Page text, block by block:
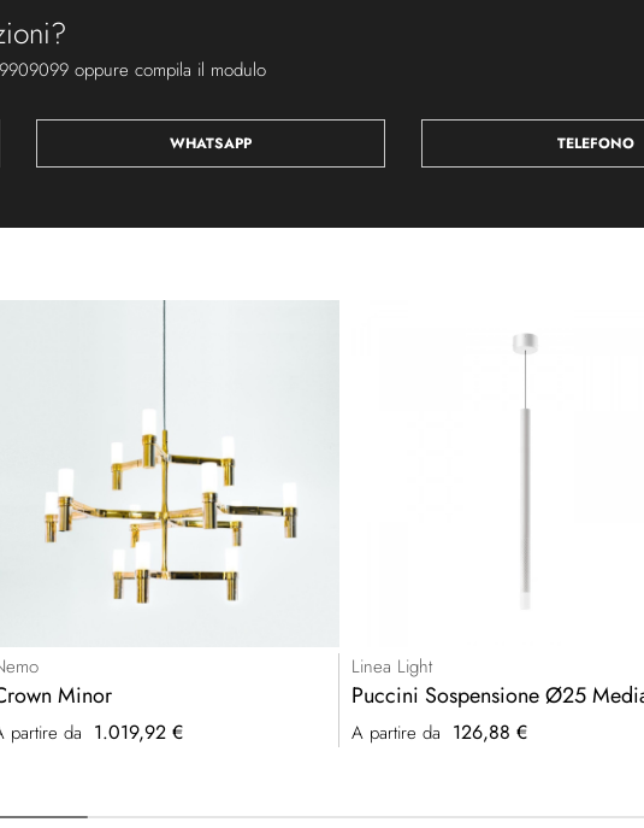
oppure compila il modulo
WHATSAPP TELEFONO
Minor
partire da 1.019,92 €
Linea Light
Puccini Sospensione Ø25
A partire da 126,88 €